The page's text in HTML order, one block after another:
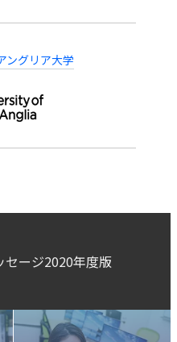
ングリア大学
セージ2020年度版